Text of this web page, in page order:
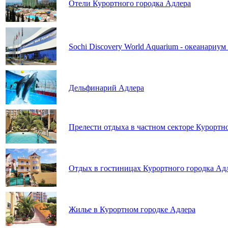
Отели Курортного городка Адлера
Sochi Discovery World Aquarium -
Дельфинарий Адлера
Прелести отдыха в частном секторе
Отдых в гостиницах Курортного городка
Жилье в Курортном городке Адлера